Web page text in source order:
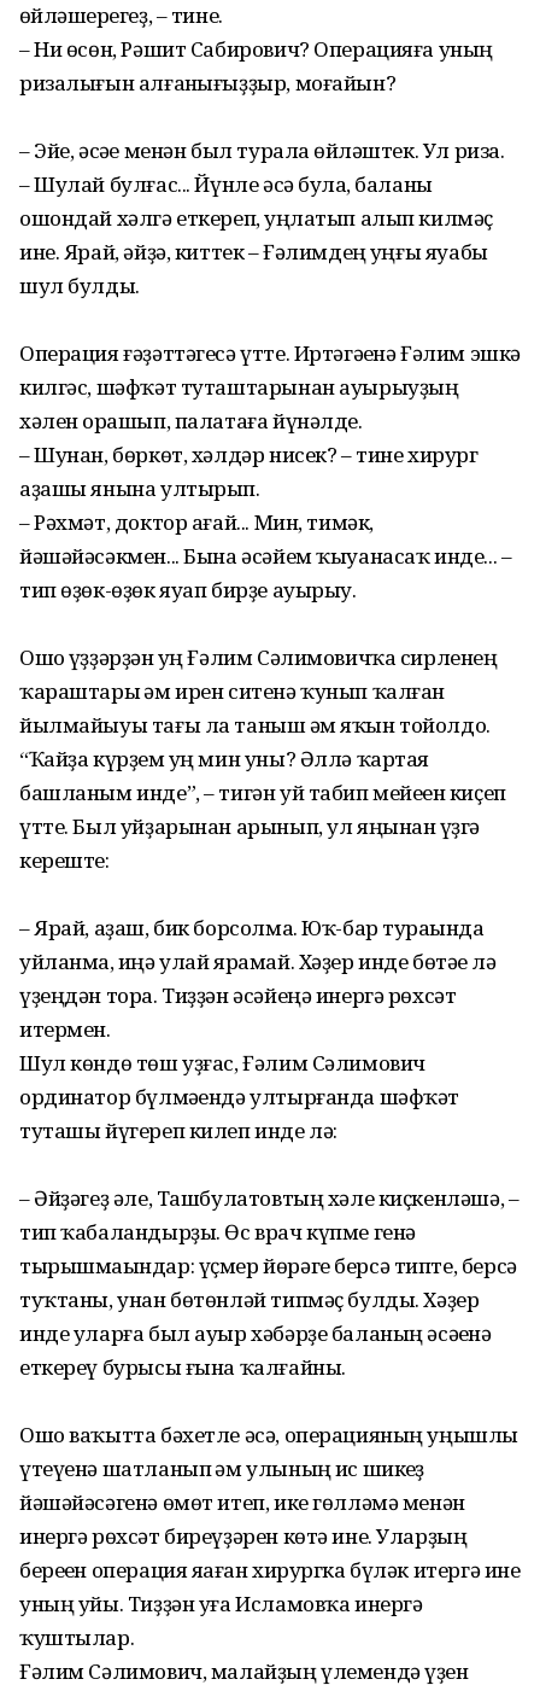
һөйләшерһегеҙ, – тине.
– Ни өсөн, Рәшит Сабирович? Операцияға уның
ризалығын алғанһығыҙҙыр, моғайын?
– Эйе, әсәһе менән был турала һөйләштек. Ул риза.
– Шулай булғас... Йүнле әсә булһа, баланы
ошондай хәлгә еткереп, һуңлатып алып килмәҫ
ине. Ярай, әйҙә, киттек – Ғәлимдең һуңғы яуабы
шул булды.
Операция ғәҙәттәгесә үтте. Иртәгәһенә Ғәлим эшкә
килгәс, шәфҡәт туташтарынан ауырыуҙың
хәлен һорашып, палатаға йүнәлде.
– Шунан, бөркөт, хәлдәр нисек? – тине хирург
аҙашы янына ултырып.
– Рәхмәт, доктор ағай... Мин, тимәк,
йәшәйәсәкмен... Бына әсәйем ҡыуанасаҡ инде... –
тип өҙөк-өҙөк яуап бирҙе ауырыу.
Ошо һүҙҙәрҙән һуң Ғәлим Сәлимовичҡа сирленең
ҡараштары һәм ирен ситенә ҡунып ҡалған
йылмайыуы тағы ла таныш һәм яҡын тойолдо.
“Ҡайҙа күрҙем һуң мин уны? Әллә ҡартая
башланым инде”, – тигән уй табип мейеһен киҫеп
үтте. Был уйҙарынан арынып, ул яңынан һүҙгә
кереште:
– Ярай, аҙаш, бик борсолма. Юҡ-бар тураһында
уйланма, һиңә улай ярамай. Хәҙер инде бөтәһе лә
үҙеңдән тора. Тиҙҙән әсәйеңә инергә рөхсәт
итермен.
Шул көндө төш уҙғас, Ғәлим Сәлимович
ординатор бүлмәһендә ултырғанда шәфҡәт
туташы йүгереп килеп инде лә:
– Әйҙәгеҙ әле, Ташбулатовтың хәле киҫкенләшә, –
тип ҡабаландырҙы. Өс врач күпме генә
тырышмаһындар: үҫмер йөрәге берсә типте, берсә
туҡтаны, унан бөтөнләй типмәҫ булды. Хәҙер
инде уларға был ауыр хәбәрҙе баланың әсәһенә
еткереү бурысы ғына ҡалғайны.
Ошо ваҡытта бәхетле әсә, операцияның уңышлы
үтеүенә шатланып һәм улының һис шикһеҙ
йәшәйәсәгенә өмөт итеп, ике гөлләмә менән
инергә рөхсәт биреүҙәрен көтә ине. Уларҙың
береһен операция яһаған хирургка бүләк итергә ине
уның уйы. Тиҙҙән уға Исламовҡа инергә
ҡуштылар.
Ғәлим Сәлимович, малайҙың үлемендә үҙен